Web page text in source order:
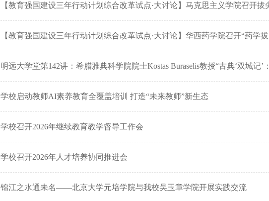
【教育强国建设三年行动计划综合改革试点·大讨论】马克思主义学院召开
【教育强国建设三年行动计划综合改革试点·大讨论】华西药学院召开“药学
明远大学堂第142讲：希腊雅典科学院院士Kostas Buraselis教授“古典‘双城记’
学校启动教师AI素养教育全覆盖培训 打造“未来教师”新生态
学校召开2026年继续教育教学督导工作会
学校召开2026年人才培养协同推进会
锦江之水通未名——北京大学元培学院与我校吴玉章学院开展实践交流